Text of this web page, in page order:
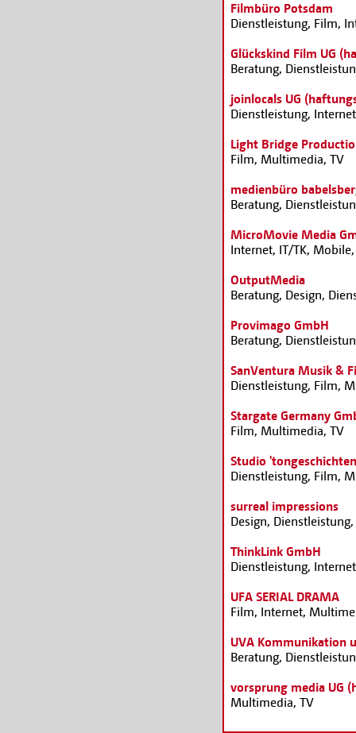
Filmbüro Potsdam
Dienstleistung, Film,
Glückskind Film UG
Beratung,
joinlocals UG
Dienstleistung,
Light Bridge
Film, Multimedia, TV
medienbüro
Beratung,
MicroMovie Media
Internet, IT/TK,
OutputMedia
Beratung, Design,
Provimago GmbH
Beratung,
SanVentura Musik &
Dienstleistung, Film,
Stargate Germany
Film, Multimedia, TV
Studio
Dienstleistung, Film,
surreal impressions
Design,
ThinkLink GmbH
Dienstleistung,
UFA SERIAL DRAMA
Film, Internet,
UVA Kommunikation
Beratung,
vorsprung media UG
Multimedia, TV